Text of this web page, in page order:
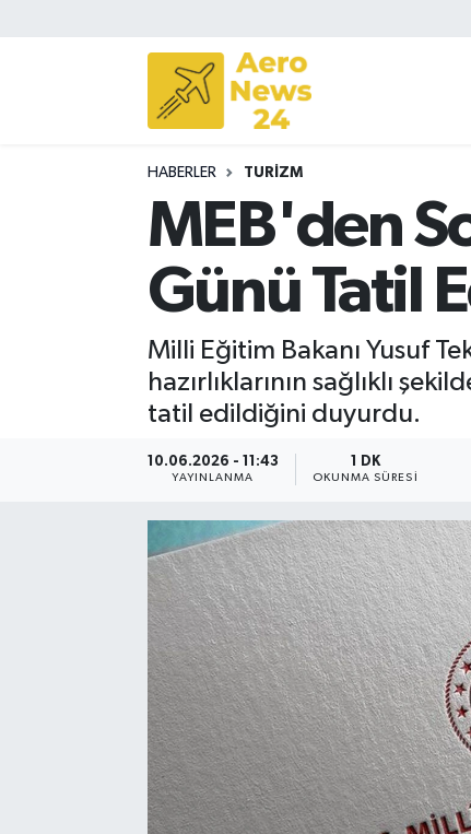
HABERLER TURIZM
MEB'den
Günü Tatil
Milli Eğitim Bakanı Yusuf
hazırlıklarının sağlıklı
tatil edildiğini duyurdu.
10.06.2026 - 11:43
YAYINLANMA
1 DK
OKUNMA SÜRESI
Sivil Havacılık